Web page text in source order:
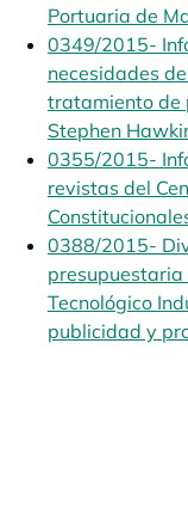
Portuaria de
0349/2015-
necesidades
tratamiento de
Stephen
0355/2015-
revistas del
0388/2015-
presupuestaria
Tecnológico
publicidad y